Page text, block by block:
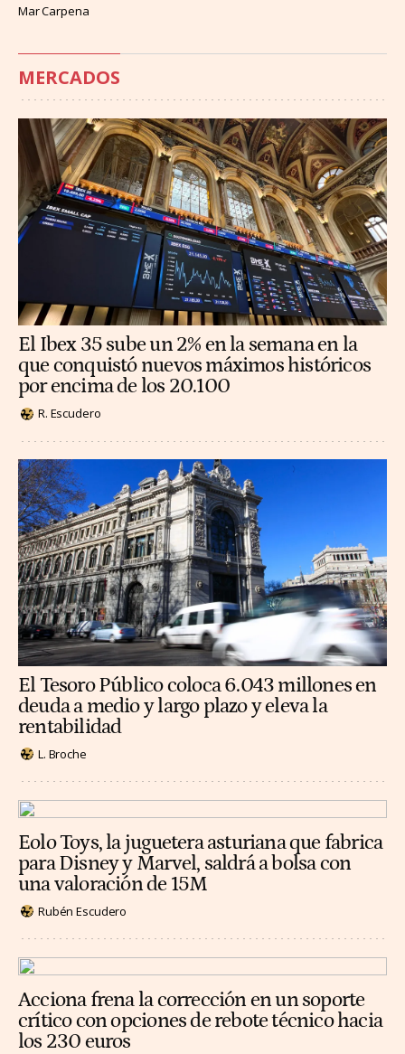
Mar Carpena
MERCADOS
El Ibex 35 sube un 2% en la semana en la
que conquistó nuevos máximos históricos
por encima de los 20.100
R. Escudero
El Tesoro Público coloca 6.043 millones en
deuda a medio y largo plazo y eleva la
rentabilidad
L. Broche
Eolo Toys, la juguetera asturiana que fabrica
para Disney y Marvel, saldrá a bolsa con
una valoración de 15M
Rubén Escudero
Acciona frena la corrección en un soporte
crítico con opciones de rebote técnico hacia
los 230 euros